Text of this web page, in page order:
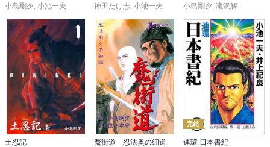
小島剛夕, 小池一夫
神田たけ志, 小池一夫
小島剛夕, 滝沢解
土忍記
魔街道 忍法奥の細道
完結
連環 日本書紀